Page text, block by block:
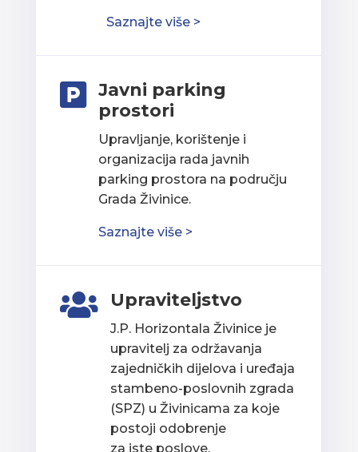
Saznajte više >

Javni parking
prostori
Upravljanje, korištenje i
organizacija rada javnih
parking prostora na području
Grada Živinice.
Saznajte više >
 Upraviteljstvo
J.P. Horizontala Živinice je
upravitelj za održavanja
zajedničkih dijelova i uređaja
stambeno-poslovnih zgrada
(SPZ) u Živinicama za koje
postoji odobrenje
za iste poslove.